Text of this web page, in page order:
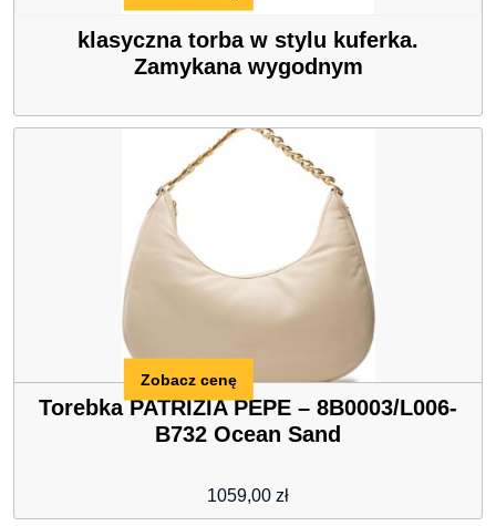
klasyczna torba w stylu kuferka.
Zamykana wygodnym
Torebka PATRIZIA PEPE – 8B0003/L006-
B732 Ocean Sand
1059,00 zł
Zobacz cenę